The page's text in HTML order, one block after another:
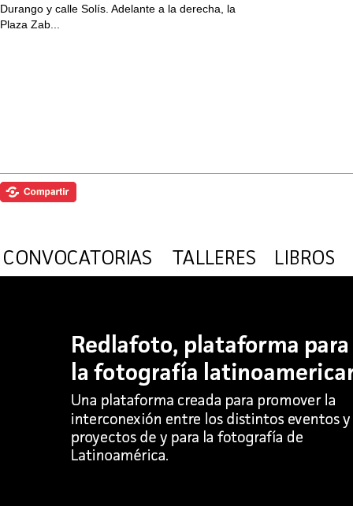
Durango y calle Solís. Adelante a la derecha, la
Plaza Zab...